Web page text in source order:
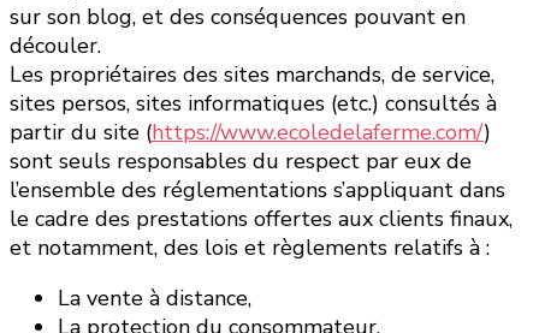
sur son blog, et des conséquences pouvant en
découler.
Les propriétaires des sites marchands, de service,
sites persos, sites informatiques (etc.) consultés à
partir du site (https://www.ecoledelaferme.com/)
sont seuls responsables du respect par eux de
l’ensemble des réglementations s’appliquant dans
le cadre des prestations offertes aux clients finaux,
et notamment, des lois et règlements relatifs à :
La vente à distance,
La protection du consommateur,